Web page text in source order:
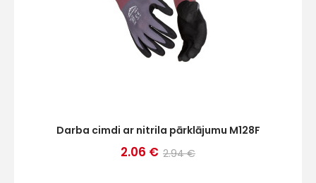
Darba cimdi ar nitrila pārklājumu M128F
2.06 € 2.94 €